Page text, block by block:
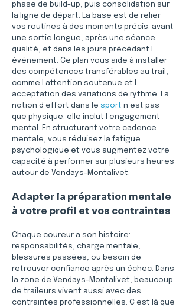
phase de build-up, puis consolidation sur
la ligne de départ. La base est de relier
vos routines à des moments précis: avant
une sortie longue, après une séance
qualité, et dans les jours précédant l
événement. Ce plan vous aide à installer
des compétences transférables au trail,
comme l attention soutenue et l
acceptation des variations de rythme. La
notion d effort dans le sport n est pas
que physique: elle inclut l engagement
mental. En structurant votre cadence
mentale, vous réduisez la fatigue
psychologique et vous augmentez votre
capacité à performer sur plusieurs heures
autour de Vendays-Montalivet.
Adapter la préparation mentale
à votre profil et vos contraintes
Chaque coureur a son histoire:
responsabilités, charge mentale,
blessures passées, ou besoin de
retrouver confiance après un échec. Dans
la zone de Vendays-Montalivet, beaucoup
de traileurs vivent aussi avec des
contraintes professionnelles. C est là que